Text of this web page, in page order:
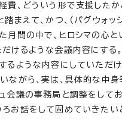
費、どういう形で支援したか
踏まえて、かつ、（パグウォッ
月間の中で、ヒロシマの心
けるような会議内容にする
るような内容にしていただ
ながら、実は、具体的な中身
会議の事務局と調整をして
お話をして固めていきたい